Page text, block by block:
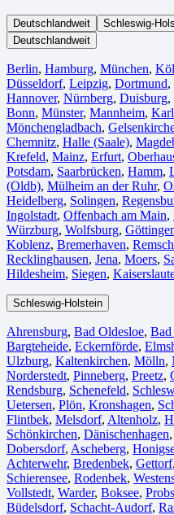
Deutschlandweit Schleswig-
Deutschlandweit
Berlin⁠, Hamburg, München,
Düsseldorf, Leipzig, Dortmund,
Hannover, Nürnberg, Duisburg⁠,
Bonn⁠, Münster⁠, Mannheim,
Mönchengladbach⁠,
Chemnitz⁠, Halle (Saale)⁠,
Krefeld⁠, Mainz⁠, Erfurt,
Potsdam, Saarbrücken⁠, Hamm,
(Oldb), Mülheim an der Ruhr,
Heidelberg, Solingen,
Ingolstadt, Offenbach am Main,
Würzburg, Wolfsburg⁠,
Koblenz, Bremerhaven⁠,
Recklinghausen, Jena⁠, Moers⁠,
Hildesheim⁠, Siegen⁠,
Schleswig-Holstein
Ahrensburg, Bad Oldesloe, Bad
Bargteheide, Eckernförde,
Ulzburg, Kaltenkirchen, Mölln,
Norderstedt, Pinneberg, Preetz,
Rendsburg, Schenefeld,
Uetersen, Plön, Kronshagen,
Flintbek, Melsdorf, Altenholz,
Schönkirchen, Dänischenhagen,
Dobersdorf, Ascheberg,
Achterwehr, Bredenbek, Gettorf,
Schierensee, Rodenbek,
Vollstedt, Warder, Boksee,
Büdelsdorf, Schacht-Audorf,